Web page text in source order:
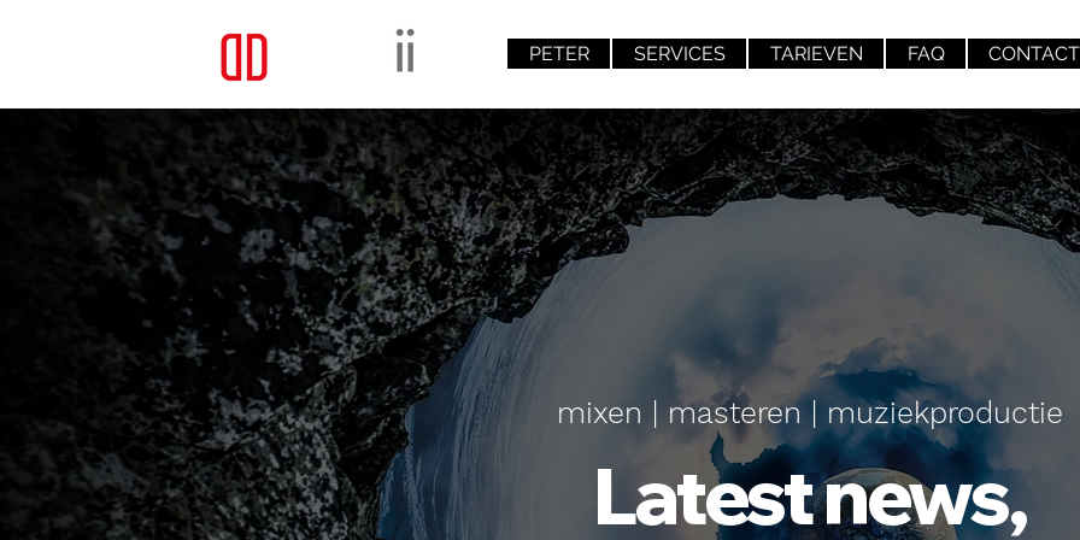
PETER SERVICES TARIEVEN FAQ CONTACT
mixen | masteren | muziekproductie
Latest news,